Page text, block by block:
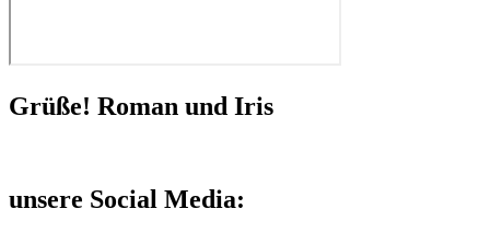
Grüße! Roman und Iris
unsere Social Media: